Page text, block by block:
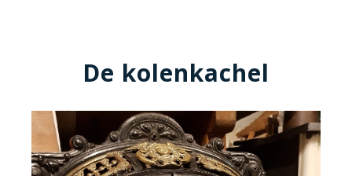
De kolenkachel